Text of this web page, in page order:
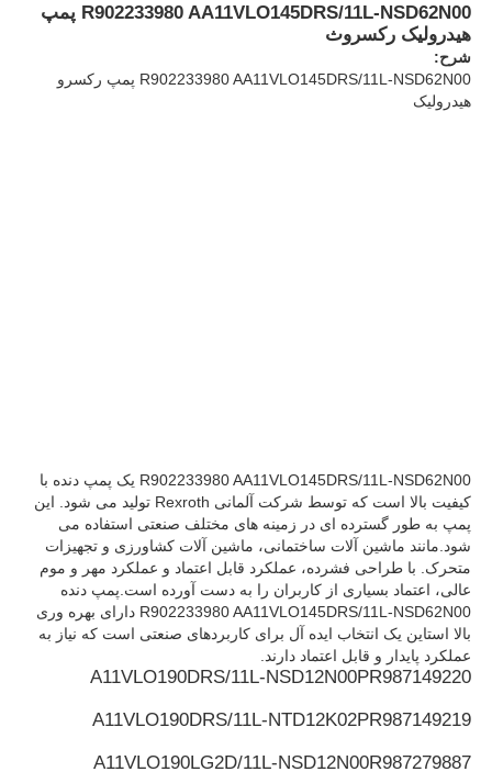
ویدیو
درباره ما
درخواست قیمت
پمپ هیدرولیک رکسروث
پمپ هیدرولیک پارکر
پمپ هیدرولیک ویکرز
R902233980 AA11VLO145DRS/11L-NSD62N00 پمپ
هیدرولیک رکسروث
شرح:
R902233980 AA11VLO145DRS/11L-NSD62N00 پمپ رکسرو
هیدرولیک
R902233980 AA11VLO145DRS/11L-NSD62N00 یک پمپ دنده با
کیفیت بالا است که توسط شرکت آلمانی Rexroth تولید می شود. این
پمپ به طور گسترده ای در زمینه های مختلف صنعتی استفاده می
شود.مانند ماشین آلات ساختمانی، ماشین آلات کشاورزی و تجهیزات
متحرک. با طراحی فشرده، عملکرد قابل اعتماد و عملکرد مهر و موم
عالی، اعتماد بسیاری از کاربران را به دست آورده است.پمپ دنده
R902233980 AA11VLO145DRS/11L-NSD62N00 دارای بهره وری
بالا استاین یک انتخاب ایده آل برای کاربردهای صنعتی است که نیاز به
عملکرد پایدار و قابل اعتماد دارند.
R987149220
A11VLO190DRS/11L-NSD12N00P
R987149219
A11VLO190DRS/11L-NTD12K02P
R987279887
A11VLO190LG2D/11L-NSD12N00